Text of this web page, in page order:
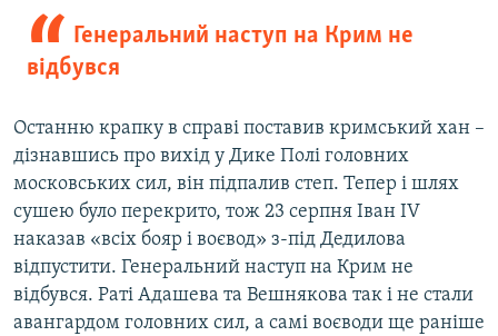
Генеральний наступ на Крим не
відбувся
Останню крапку в справі поставив кримський хан –
дізнавшись про вихід у Дике Полі головних
московських сил, він підпалив степ. Тепер і шлях
сушею було перекрито, тож 23 серпня Іван IV
наказав «всіх бояр і воєвод» з-під Дедилова
відпустити. Генеральний наступ на Крим не
відбувся. Раті Адашева та Вешнякова так і не стали
авангардом головних сил, а самі воєводи ще раніше